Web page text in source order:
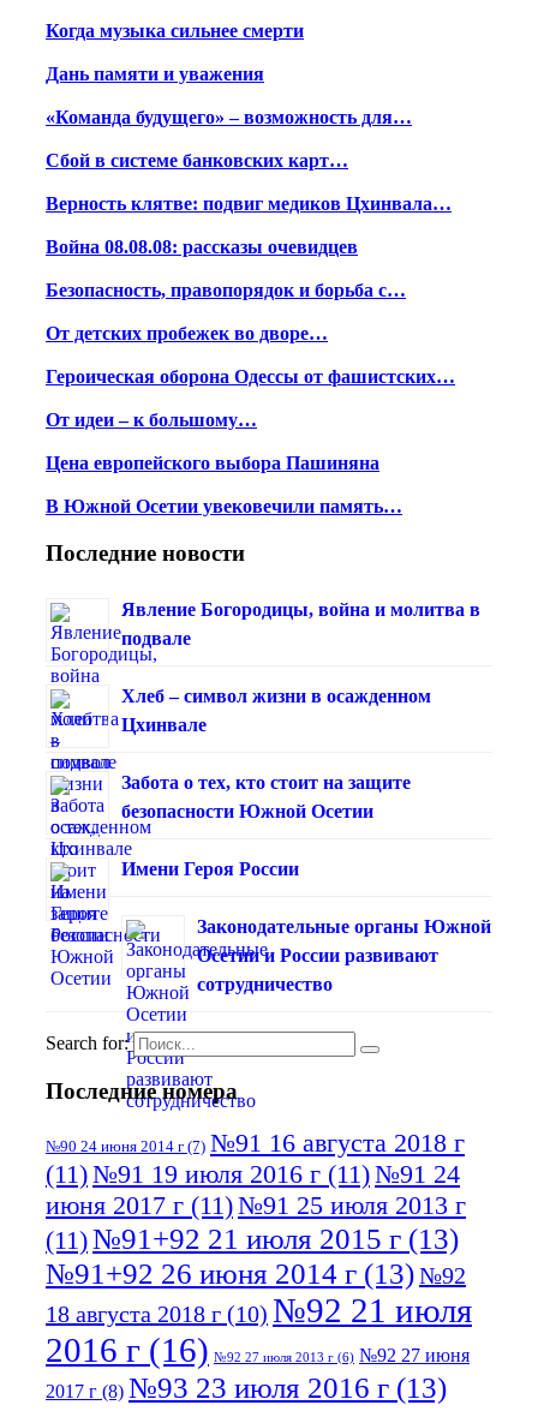
Когда музыка сильнее смерти
Дань памяти и уважения
«Команда будущего» – возможность для…
Сбой в системе банковских карт…
Верность клятве: подвиг медиков Цхинвала…
Война 08.08.08: рассказы очевидцев
Безопасность, правопорядок и борьба с…
От детских пробежек во дворе…
Героическая оборона Одессы от фашистских…
От идеи – к большому…
Цена европейского выбора Пашиняна
В Южной Осетии увековечили память…
Последние новости
Явление Богородицы, война и молитва в
подвале
Хлеб – символ жизни в осажденном
Цхинвале
Забота о тех, кто стоит на защите
безопасности Южной Осетии
Имени Героя России
Законодательные органы Южной
Осетии и России развивают
сотрудничество
Search for:
Последние номера
№90 24 июня 2014 г (7) №91 16 августа 2018 г
(11)№91 19 июля 2016 г (11)№91 24
июня 2017 г (11)№91 25 июля 2013 г
(11)№91+92 21 июля 2015 г (13)
№91+92 26 июня 2014 г (13)№92
18 августа 2018 г (10) №92 21 июля
2016 г (16) №92 27 июля 2013 г (6) №92 27 июня
2017 г (8) №93 23 июля 2016 г (13)